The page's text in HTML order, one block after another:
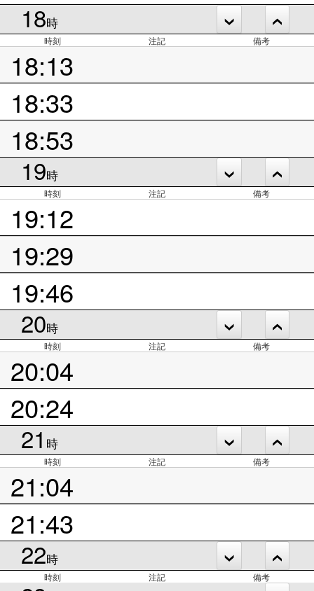
18時
時刻 注記 備考
18:13
18:33
18:53
19時
時刻 注記 備考
19:12
19:29
19:46
20時
時刻 注記 備考
20:04
20:24
21 時
時刻 注記 備考
21:04
21:43
22時
時刻 注記 備考